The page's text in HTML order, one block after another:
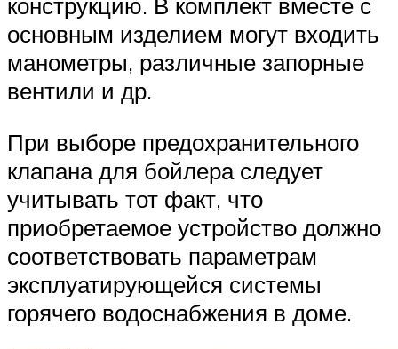
основным изделием могут входить
манометры, различные запорные
вентили и др.
При выборе предохранительного
клапана для бойлера следует
учитывать тот факт, что
приобретаемое устройство должно
соответствовать параметрам
эксплуатирующейся системы
горячего водоснабжения в доме.